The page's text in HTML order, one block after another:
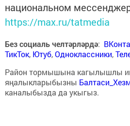
национальном
https://max.ru/tatmedia
Без социаль челтәрләрдә:
ТикТок, Ютуб,Одноклассники,
Район тормышына кагылышлы
яңалыкларыбызны
каналыбызда да укыгыз.